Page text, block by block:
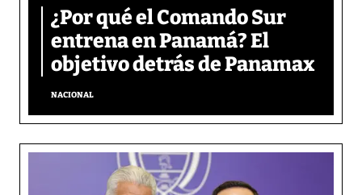
¿Por qué el Comando Sur
entrena en Panamá? El
objetivo detrás de Panamax
NACIONAL